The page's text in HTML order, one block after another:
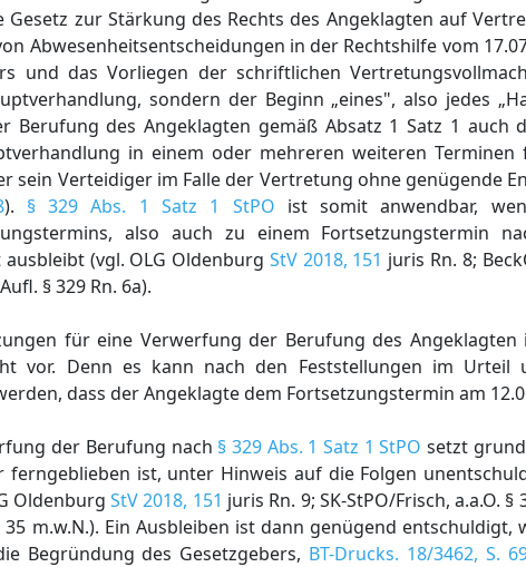
Gesetz zur Stärkung des Rechts des Angeklagten auf
Abwesenheitsentscheidungen in der Rechtshilfe vom
und das Vorliegen der schriftlichen
sondern der Beginn „eines", also jedes
Berufung des Angeklagten gemäß Absatz 1 Satz 1
in einem oder mehreren weiteren
sein Verteidiger im Falle der Vertretung ohne genügende
). § 329 Abs. 1 Satz 1 StPO ist somit anwendbar,
also auch zu einem Fortsetzungstermin
(vgl. OLG Oldenburg StV 2018, 151 juris Rn. 8;
§ 329 Rn. 6a).
für eine Verwerfung der Berufung des Angeklagten
vor. Denn es kann nach den Feststellungen im
dass der Angeklagte dem Fortsetzungstermin am
der Berufung nach § 329 Abs. 1 Satz 1 StPO setzt
ferngeblieben ist, unter Hinweis auf die Folgen
OldenburgStV 2018, 151 juris Rn. 9; SK-StPO/Frisch, a.a.O.
35 m.w.N.). Ein Ausbleiben ist dann genügend
Begründung des Gesetzgebers, BT-Drucks. 18/3462, S.